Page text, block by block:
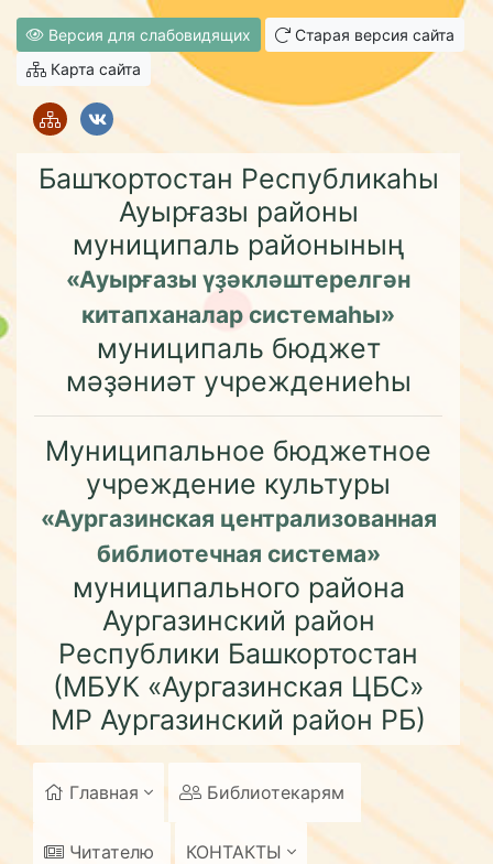
Версия для слабовидящих
Старая версия сайта
Карта сайта
Башҡортостан Республикаһы
Ауырғазы районы
муниципаль районының
«Ауырғазы үҙәкләштерелгән
китапханалар системаһы»
муниципаль бюджет
мәҙәниәт учреждениеһы
Муниципальное бюджетное
учреждение культуры
«Аургазинская централизованная
библиотечная система»
муниципального района
Аургазинский район
Республики Башкортостан
(МБУК «Аургазинская ЦБС»
МР Аургазинский район РБ)
Главная Библиотекарям
Читателю КОНТАКТЫ